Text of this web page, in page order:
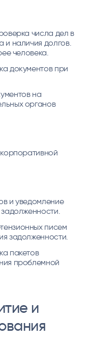
числа дел в
и наличия долгов.
человека.
документов при
на
органов
и уведомление
писем
задолженности.
пакетов
проблемной
и